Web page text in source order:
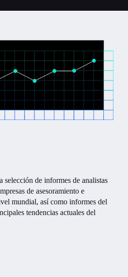
selección de informes de analistas
de asesoramiento e
mundial, así como informes del
tendencias actuales del